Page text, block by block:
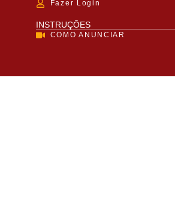
Fazer Login
INSTRUÇÕES
COMO ANUNCIAR